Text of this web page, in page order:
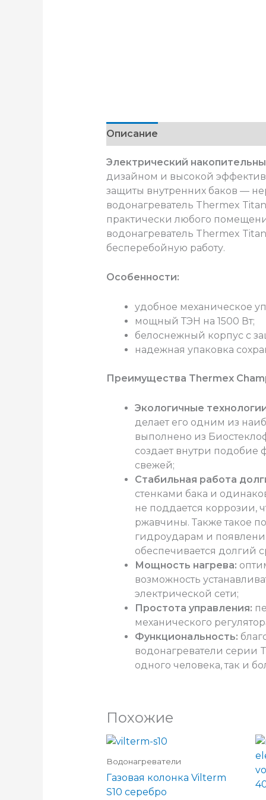
Описание
Электрический
дизайном и высокой
защиты внутренних баков —
водонагреватель Thermex
практически любого
водонагреватель Thermex
бесперебойную работу.
Особенности:
удобное механическое
мощный ТЭН на 1500 Вт;
белоснежный корпус с
надежная упаковка
Преимущества Thermex
Экологичные
делает его одним из
выполнено из
создает внутри подобие
свежей;
Стабильная работа
стенками бака и
не поддается коррозии,
ржавчины. Также такое
гидроударам и
обеспечивается долгий
Мощность нагрева:
возможность
электрической сети;
Простота управления:
механического
Функциональность:
водонагреватели серии
одного человека, так и
Похожие
Водонагреватели
Газовая колонка Vilterm
S10 серебро